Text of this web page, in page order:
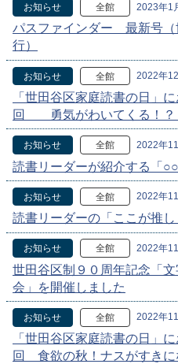
お知らせ 全館 2023年1
パスファインダー 最新号（
行）
お知らせ 全館 2022年
「世田谷区家庭読書の日」
回 勇気がわいてくる！？
お知らせ 全館 2022年
読書リーダーが紹介する「
お知らせ 全館 2022年
読書リーダーの「ここが推し
お知らせ 全館 2022年
世田谷区制９０周年記念「
会」を開催しました
お知らせ 全館 2022年
「世田谷区家庭読書の日」
回 食欲の秋！ナスがすきに